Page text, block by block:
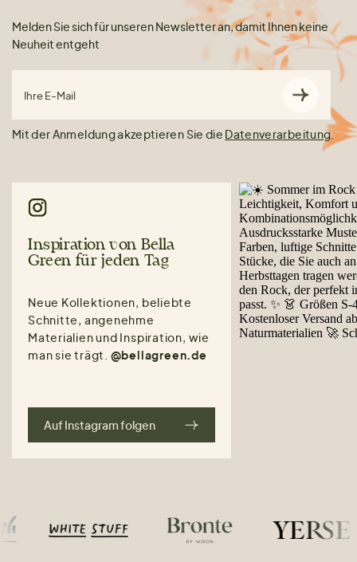
Melden Sie sich für unseren Newsletter an, damit Ihnen keine
Neuheit entgeht
Ihre E-Mail
Mit der Anmeldung akzeptieren Sie die Datenverarbeitung.
Inspiration von Bella
Green für jeden Tag
Neue Kollektionen, beliebte
Schnitte, angenehme
Materialien und Inspiration, wie
man sie trägt. @bellagreen.de
Auf Instagram folgen